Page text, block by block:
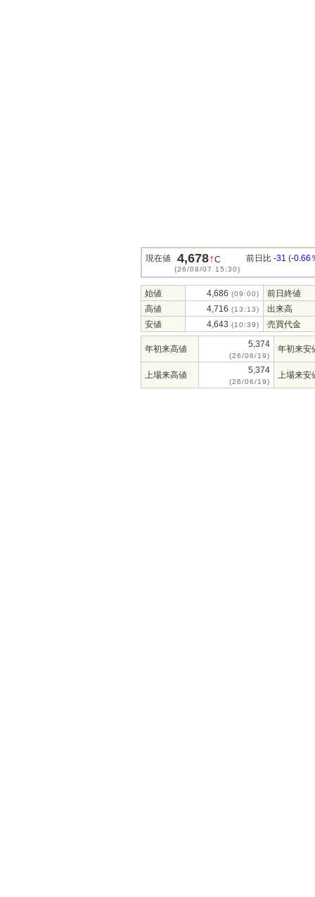
現在値 4,678↑C
(26/08/07 15:30)
前日比 -31 (-0.66
始値 4,686 (09:00)
前日終値
高値
4,716 (13:13)
出来高
安値
4,643 (10:39) 売買代金
年初来高値 5,374
(26/06/19)
年初来安
上場来高値 5,374
(26/06/19)
上場来安